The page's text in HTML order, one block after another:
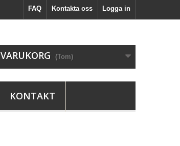
Logga in
Kontakta oss
FAQ
VARUKORG (Tom)
KONTAKT